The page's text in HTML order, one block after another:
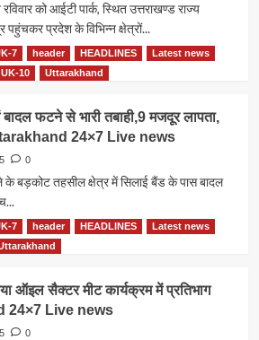
को आईटी पार्क, स्थित उत्तराखण्ड राज्य
प्रदेश के विभिन्न क्षेत्रों...
7 header HEADLINES
Latest news
10 Uttarakhand
फटने से भारी तबाही,9 मजदूर लापता,
24×7 Live news
0
के बड़कोट तहसील क्षेत्र में सिलाई बैंड के पास बादल
7 header HEADLINES
Latest news
ऑइल सैक्टर मीट कार्यक्रम में प्रतिभाग
24×7 Live news
0